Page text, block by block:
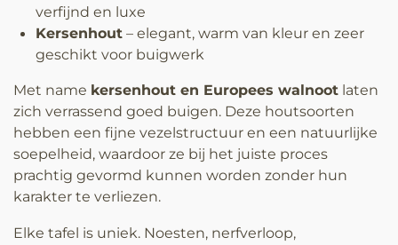
verfijnd en luxe
Kersenhout– elegant, warm van kleur en zeer
geschikt voor buigwerk
Met name kersenhout en Europees walnoot laten
zich verrassend goed buigen. Deze houtsoorten
hebben een fijne vezelstructuur en een natuurlijke
soepelheid, waardoor ze bij het juiste proces
prachtig gevormd kunnen worden zonder hun
karakter te verliezen.
Elke tafel is uniek. Noesten, nerfverloop,